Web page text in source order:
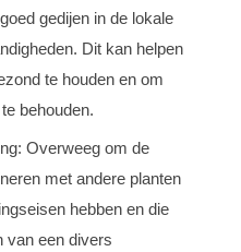
gedijen in de lokale
Dit kan helpen
te houden en om
behouden.
Overweeg om de
met andere planten
hebben en die
van een divers